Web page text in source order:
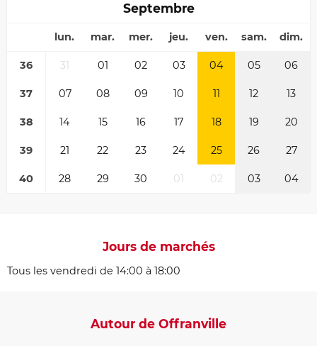
Septembre
lun. mar. mer. jeu. ven. sam. dim.
36 31 01 02 03 04 05 06
37 07 08 09 10 11 12 13
38 14 15 16 17 18 19 20
39 21 22 23 24 25 26 27
40 28 29 30 01 02 03 04
Jours de marchés
Tous les vendredi de 14:00 à 18:00
Autour de Offranville